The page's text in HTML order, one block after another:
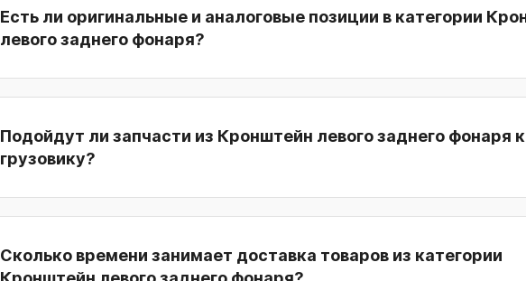
Есть ли оригинальные и аналоговые позиции в категории
левого заднего фонаря?
Подойдут ли запчасти из Кронштейн левого заднего фонаря
грузовику?
Сколько времени занимает доставка товаров из категории